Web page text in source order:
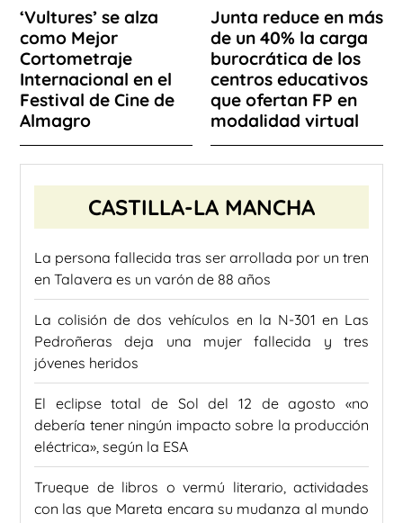
‘Vultures’ se alza
como Mejor
Cortometraje
Internacional en el
Festival de Cine de
Almagro
Junta reduce en más
de un 40% la carga
burocrática de los
centros educativos
que ofertan FP en
modalidad virtual
CASTILLA-LA MANCHA
La persona fallecida tras ser arrollada por un tren
en Talavera es un varón de 88 años
La colisión de dos vehículos en la N-301 en Las
Pedroñeras deja una mujer fallecida y tres
jóvenes heridos
El eclipse total de Sol del 12 de agosto «no
debería tener ningún impacto sobre la producción
eléctrica», según la ESA
Trueque de libros o vermú literario, actividades
con las que Mareta encara su mudanza al mundo